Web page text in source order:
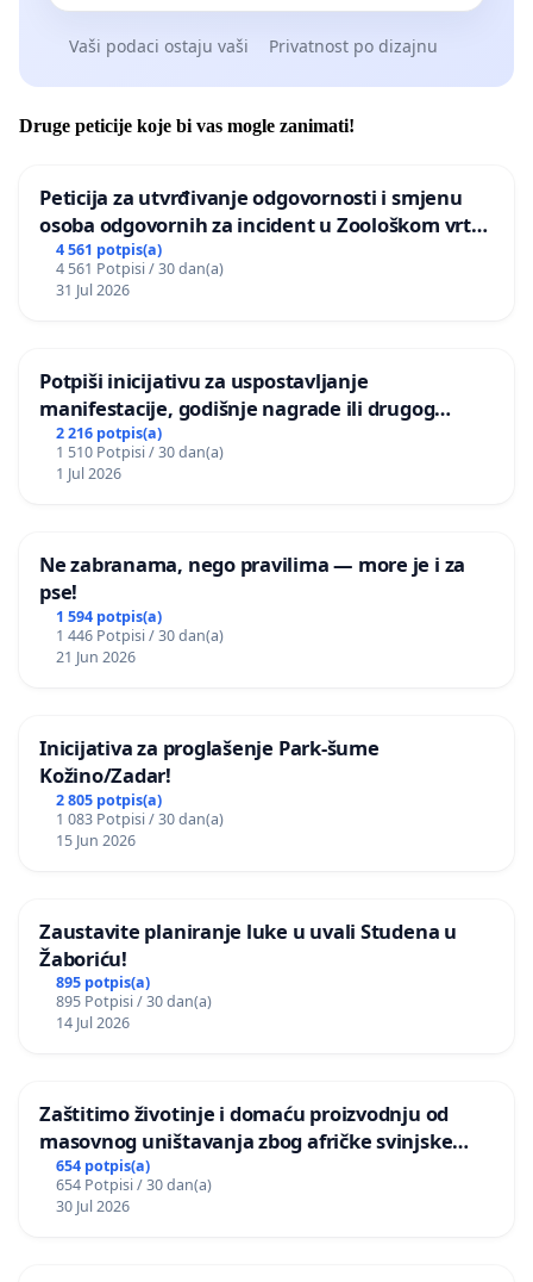
Vaši podaci ostaju vaši Privatnost po dizajnu
Druge peticije koje bi vas mogle zanimati!
Peticija za utvrđivanje odgovornosti i smjenu
osoba odgovornih za incident u Zoološkom vrtu
Grada Zagreba
4 561 potpis(a)
4 561 Potpisi / 30 dan(a)
31 Jul 2026
Potpiši inicijativu za uspostavljanje
manifestacije, godišnje nagrade ili drugog
javnog događaja „Edin Avdić“ u Sarajevu
2 216 potpis(a)
1 510 Potpisi / 30 dan(a)
1 Jul 2026
Ne zabranama, nego pravilima — more je i za
pse!
1 594 potpis(a)
1 446 Potpisi / 30 dan(a)
21 Jun 2026
Inicijativa za proglašenje Park-šume
Kožino/Zadar!
2 805 potpis(a)
1 083 Potpisi / 30 dan(a)
15 Jun 2026
Zaustavite planiranje luke u uvali Studena u
Žaboriću!
895 potpis(a)
895 Potpisi / 30 dan(a)
14 Jul 2026
Zaštitimo životinje i domaću proizvodnju od
masovnog uništavanja zbog afričke svinjske
kuge
654 potpis(a)
654 Potpisi / 30 dan(a)
30 Jul 2026